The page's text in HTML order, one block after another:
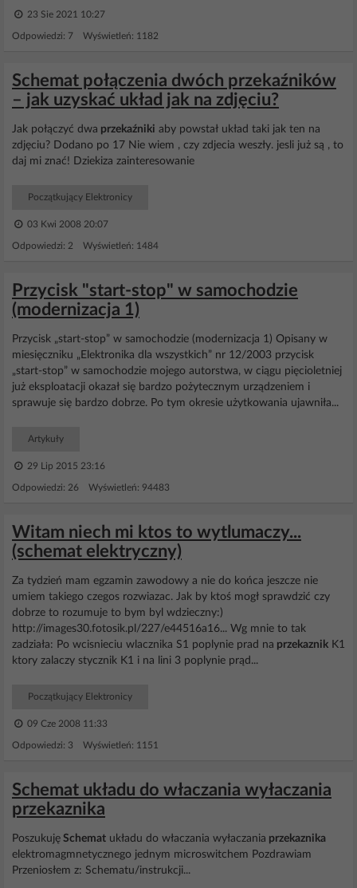
23 Sie 2021 10:27
Odpowiedzi: 7 Wyświetleń: 1182
Schemat połączenia dwóch przekaźników
– jak uzyskać układ jak na zdjęciu?
Jak połączyć dwa przekaźniki aby powstał układ taki jak ten na
zdjęciu? Dodano po 17 Nie wiem , czy zdjecia weszły. jesli już są , to
daj mi znać! Dziekiza zainteresowanie
Początkujący Elektronicy
03 Kwi 2008 20:07
Odpowiedzi: 2 Wyświetleń: 1484
Przycisk "start-stop" w samochodzie
(modernizacja 1)
Przycisk „start-stop” w samochodzie (modernizacja 1) Opisany w
miesięczniku „Elektronika dla wszystkich” nr 12/2003 przycisk
„start-stop” w samochodzie mojego autorstwa, w ciągu pięcioletniej
już eksploatacji okazał się bardzo pożytecznym urządzeniem i
sprawuje się bardzo dobrze. Po tym okresie użytkowania ujawniła...
Artykuły
29 Lip 2015 23:16
Odpowiedzi: 26 Wyświetleń: 94483
Witam niech mi ktos to wytlumaczy...
(schemat elektryczny)
Za tydzień mam egzamin zawodowy a nie do końca jeszcze nie
umiem takiego czegos rozwiazac. Jak by ktoś mogł sprawdzić czy
dobrze to rozumuje to bym byl wdzieczny:)
http://images30.fotosik.pl/227/e44516a16... Wg mnie to tak
zadziała: Po wcisnieciu wlacznika S1 poplynie prad na przekaznik K1
ktory zalaczy stycznik K1 i na lini 3 poplynie prąd...
Początkujący Elektronicy
09 Cze 2008 11:33
Odpowiedzi: 3 Wyświetleń: 1151
Schemat układu do właczania wyłaczania
przekaznika
Poszukuję Schemat układu do właczania wyłaczania przekaznika
elektromagmnetycznego jednym microswitchem Pozdrawiam
Przeniosłem z: Schematu/instrukcji...